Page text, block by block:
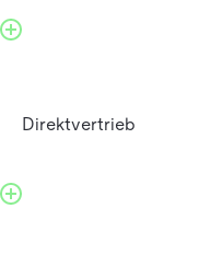
Direktvertrieb